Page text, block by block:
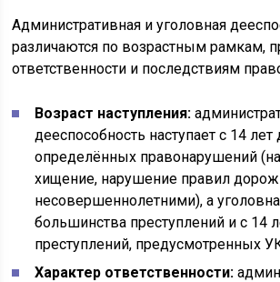
Административная и уголовная
различаются по возрастным рамкам,
ответственности и последствиям
Возраст наступления:
дееспособность наступает с 14 лет
определённых правонарушений
хищение, нарушение правил
несовершеннолетними), а
большинства преступлений и с 14
преступлений, предусмотренных
Характер ответственности: